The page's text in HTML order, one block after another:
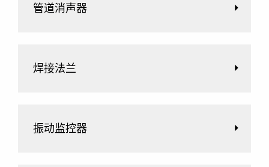
管道消声器
焊接法兰
振动监控器